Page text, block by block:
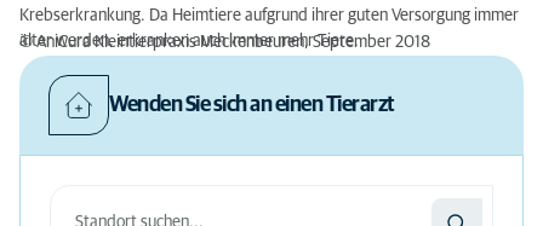
Krebserkrankung. Da Heimtiere aufgrund ihrer guten Versorgung immer
älter werden, erkranken auch immer mehr Tiere.
© AniCura Kleintierpraxis Meckenbeuren, September 2018
Wenden Sie sich an einen Tierarzt